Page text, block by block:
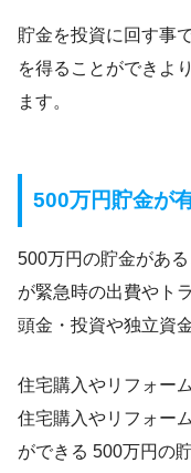
貯金を投資に回す事
を得ることができよ
ます。
500万円貯金が
500万円の貯金があ
が緊急時の出費やト
頭金・投資や独立資
住宅購入やリフォー
住宅購入やリフォー
ができる 500万円の